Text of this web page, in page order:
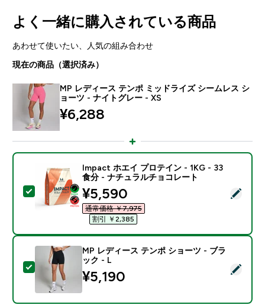
よく一緒に購入されている商品
あわせて使いたい、人気の組み合わせ
現在の商品（選択済み）
MP レディース テンポ ミッドライズ シームレス シ
ョーツ - ナイトグレー - XS
¥6,288‎
この商品を選択 - Impact ホエイ プロテイン - 1KG -
Impact ホエイ プロテイン - 1KG - 33
食分 - ナチュラルチョコレート
discounted price
¥5,590‎
通常価格 ￥7,975‎
割引 ￥2,385‎
この商品を選択 - MP レディース テンポ ショーツ -
MP レディース テンポ ショーツ - ブラ
ック - L
¥5,190‎